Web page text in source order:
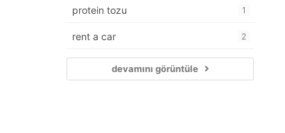
protein tozu 1
rent a car 2
devamını görüntüle